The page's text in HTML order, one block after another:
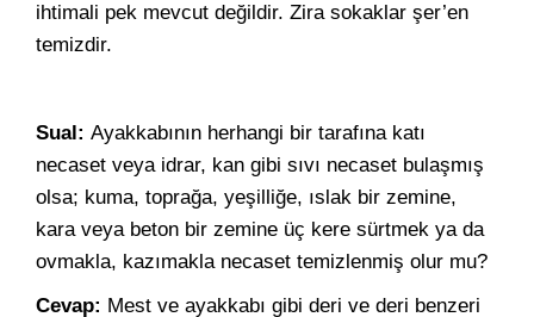
ihtimali pek mevcut değildir. Zira sokaklar şer’en
temizdir.
Sual: Ayakkabının herhangi bir tarafına katı
necaset veya idrar, kan gibi sıvı necaset bulaşmış
olsa; kuma, toprağa, yeşilliğe, ıslak bir zemine,
kara veya beton bir zemine üç kere sürtmek ya da
ovmakla, kazımakla necaset temizlenmiş olur mu?
Cevap: Mest ve ayakkabı gibi deri ve deri benzeri